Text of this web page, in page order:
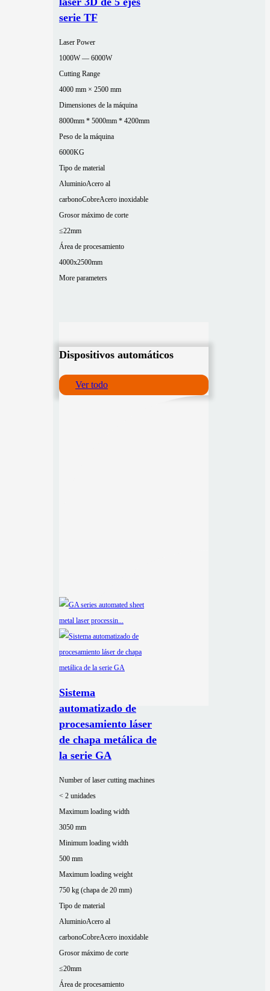
serie TF
Laser Power
1000W — 6000W
Cutting Range
4000 mm × 2500 mm
Dimensiones de la máquina
8000mm * 5000mm * 4200mm
Peso de la máquina
6000KG
Tipo de material
AluminioAcero al
carbonoCobreAcero inoxidable
Grosor máximo de corte
≤22mm
Área de procesamiento
4000x2500mm
More parameters
Dispositivos automáticos
Ver todo
Sistema
automatizado de
procesamiento láser
de chapa metálica de
la serie GA
Number of laser cutting machines
< 2 unidades
Maximum loading width
3050 mm
Minimum loading width
500 mm
Maximum loading weight
750 kg (chapa de 20 mm)
Tipo de material
AluminioAcero al
carbonoCobreAcero inoxidable
Grosor máximo de corte
≤20mm
Área de procesamiento